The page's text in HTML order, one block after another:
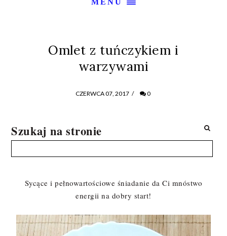
Omlet z tuńczykiem i
warzywami
CZERWCA 07, 2017 / 0
Szukaj na stronie
Sycące i pełnowartościowe śniadanie da Ci mnóstwo
energii na dobry start!